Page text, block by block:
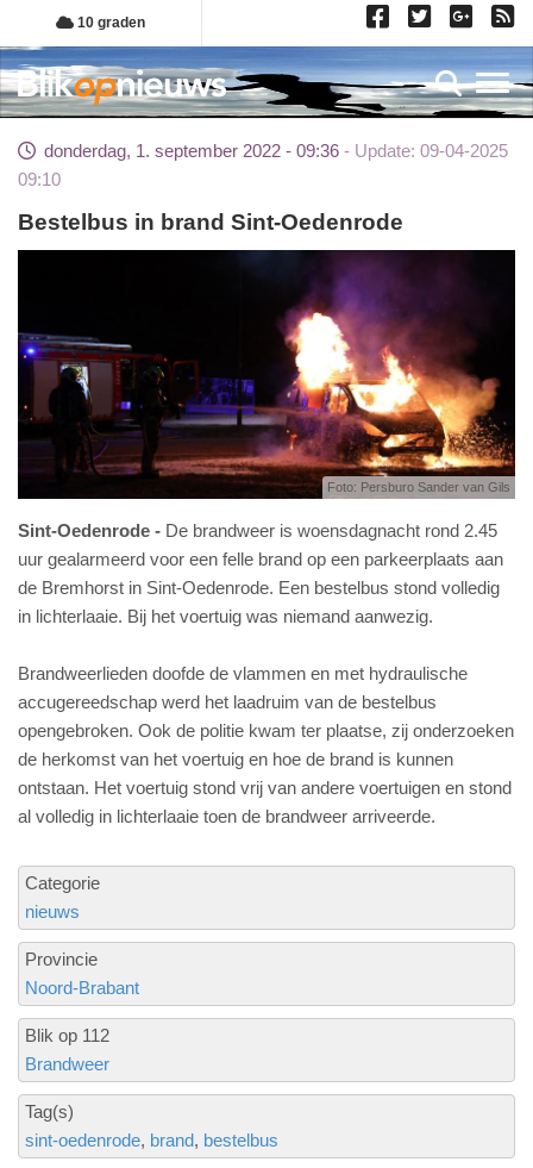
Overslaan
en
naar
de
gaan
10 graden
donderdag, 1. september 2022 - 09:36
Update: 09-04-2025
09:10
Bestelbus in brand Sint-Oedenrode
Foto: Persburo Sander van Gils
Sint-Oedenrode
De brandweer is woensdagnacht rond 2.45
uur gealarmeerd voor een felle brand op een parkeerplaats aan
de Bremhorst in Sint-Oedenrode. Een bestelbus stond volledig
in lichterlaaie. Bij het voertuig was niemand aanwezig.
Brandweerlieden doofde de vlammen en met hydraulische
accugereedschap werd het laadruim van de bestelbus
opengebroken. Ook de politie kwam ter plaatse, zij onderzoeken
de herkomst van het voertuig en hoe de brand is kunnen
ontstaan. Het voertuig stond vrij van andere voertuigen en stond
al volledig in lichterlaaie toen de brandweer arriveerde.
Categorie
nieuws
Provincie
Noord-Brabant
Blik op 112
Brandweer
Tag(s)
sint-oedenrode brand bestelbus